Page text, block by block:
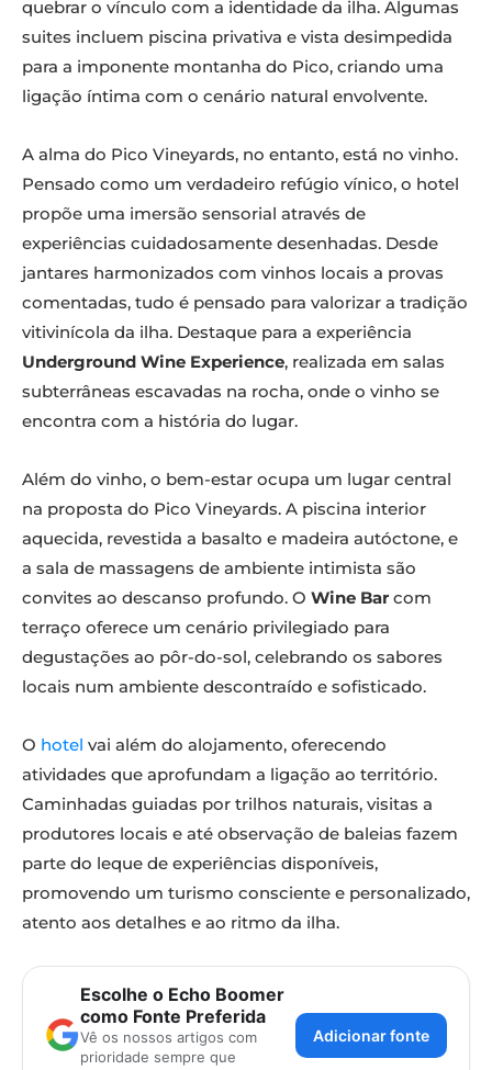
quebrar o vínculo com a identidade da ilha. Algumas
suites incluem piscina privativa e vista desimpedida
para a imponente montanha do Pico, criando uma
ligação íntima com o cenário natural envolvente.
A alma do Pico Vineyards, no entanto, está no vinho.
Pensado como um verdadeiro refúgio vínico, o hotel
propõe uma imersão sensorial através de
experiências cuidadosamente desenhadas. Desde
jantares harmonizados com vinhos locais a provas
comentadas, tudo é pensado para valorizar a tradição
vitivinícola da ilha. Destaque para a experiência
Underground Wine Experience, realizada em salas
subterrâneas escavadas na rocha, onde o vinho se
encontra com a história do lugar.
Além do vinho, o bem-estar ocupa um lugar central
na proposta do Pico Vineyards. A piscina interior
aquecida, revestida a basalto e madeira autóctone, e
a sala de massagens de ambiente intimista são
convites ao descanso profundo. O Wine Bar com
terraço oferece um cenário privilegiado para
degustações ao pôr-do-sol, celebrando os sabores
locais num ambiente descontraído e sofisticado.
O hotel vai além do alojamento, oferecendo
atividades que aprofundam a ligação ao território.
Caminhadas guiadas por trilhos naturais, visitas a
produtores locais e até observação de baleias fazem
parte do leque de experiências disponíveis,
promovendo um turismo consciente e personalizado,
atento aos detalhes e ao ritmo da ilha.
Escolhe o Echo Boomer
como Fonte Preferida
Vê os nossos artigos com
prioridade sempre que
Adicionar fonte